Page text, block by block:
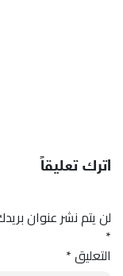
اترك تعليقاً
لن يتم نشر عنوان
*
التعليق*